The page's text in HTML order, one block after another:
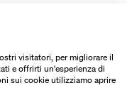
efficiente dei
dell'industria
ad alte prestazioni
garantisce una
visitatori, per migliorare il
e offrirti un'esperienza di
sui cookie utilizziamo aprire